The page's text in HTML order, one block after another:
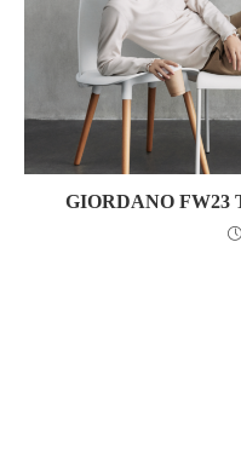
GIORDANO FW23